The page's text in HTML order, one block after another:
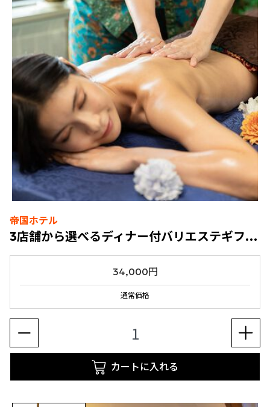
帝国ホテル
3店舗から選べるディナー付バリエステギフト券
34,000円
通常価格
カートに入れる